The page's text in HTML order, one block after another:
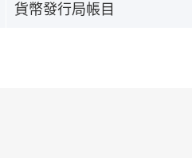
貨幣發行局帳目